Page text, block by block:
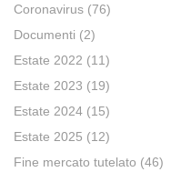
Coronavirus (76)
Documenti (2)
Estate 2022 (11)
Estate 2023 (19)
Estate 2024 (15)
Estate 2025 (12)
Fine mercato tutelato (46)